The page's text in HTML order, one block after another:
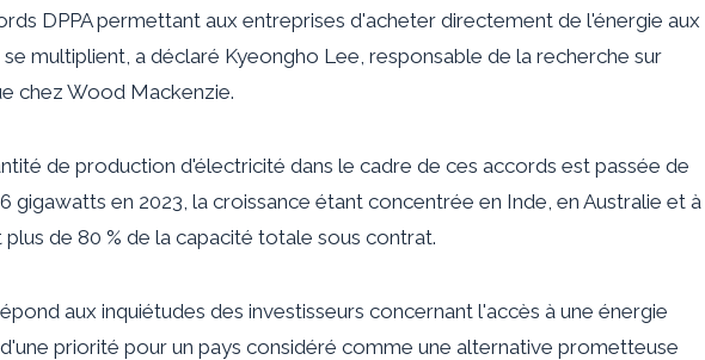
DPPA permettant aux entreprises d'acheter directement de l'énergie aux
multiplient, a déclaré Kyeongho Lee, responsable de la recherche sur
chez Wood Mackenzie.
de production d'électricité dans le cadre de ces accords est passée de
gigawatts en 2023, la croissance étant concentrée en Inde, en Australie et à
de 80 % de la capacité totale sous contrat.
aux inquiétudes des investisseurs concernant l'accès à une énergie
priorité pour un pays considéré comme une alternative prometteuse